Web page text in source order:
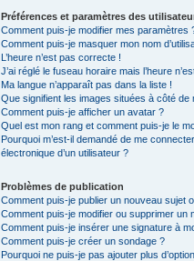
Préférences et paramètres des
Comment puis-je modifier mes paramètres
Comment puis-je masquer mon nom
L’heure n’est pas correcte !
J’ai réglé le fuseau horaire mais l’heure
Ma langue n’apparaît pas dans la liste !
Que signifient les images situées à côté de
Comment puis-je afficher un avatar ?
Quel est mon rang et comment puis-je le
Pourquoi m’est-il demandé de me
électronique d’un utilisateur ?
Problèmes de publication
Comment puis-je publier un nouveau sujet
Comment puis-je modifier ou supprimer un
Comment puis-je insérer une signature à
Comment puis-je créer un sondage ?
Pourquoi ne puis-je pas ajouter plus